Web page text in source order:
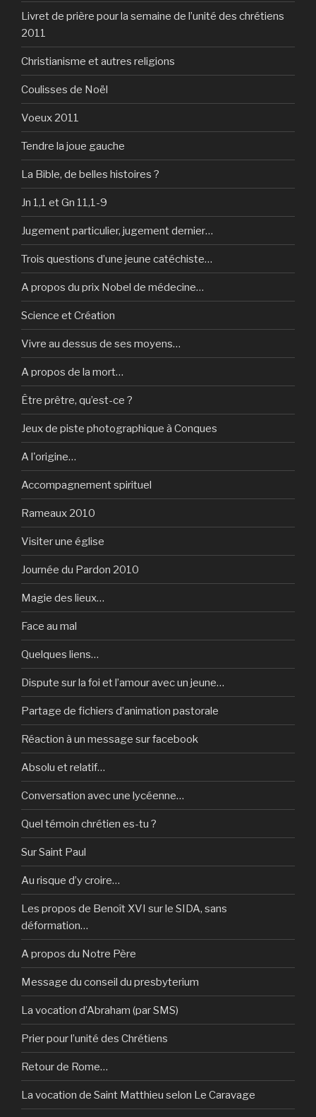
Livret de prière pour la semaine de l’unité des chrétiens
2011
Christianisme et autres religions
Coulisses de Noël
Voeux 2011
Tendre la joue gauche
La Bible, de belles histoires ?
Jn 1,1 et Gn 11,1-9
Jugement particulier, jugement dernier…
Trois questions d’une jeune catéchiste…
A propos du prix Nobel de médecine…
Science et Création
Vivre au dessus de ses moyens…
A propos de la mort…
Être prêtre, qu’est-ce ?
Jeux de piste photographique à Conques
A l'origine…
Accompagnement spirituel
Rameaux 2010
Visiter une église
Journée du Pardon 2010
Magie des lieux…
Face au mal
Quelques liens…
Dispute sur la foi et l’amour avec un jeune…
Partage de fichiers d’animation pastorale
Réaction à un message sur facebook
Absolu et relatif…
Conversation avec une lycéenne…
Quel témoin chrétien es-tu ?
Sur Saint Paul
Au risque d’y croire…
Les propos de Benoît XVI sur le SIDA, sans
déformation…
A propos du Notre Père
Message du conseil du presbyterium
La vocation d’Abraham (par SMS)
Prier pour l’unité des Chrétiens
Retour de Rome…
La vocation de Saint Matthieu selon Le Caravage